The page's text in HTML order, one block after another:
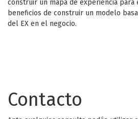
construir un mapa de experiencia para
beneficios de construir un modelo
del EX en el negocio.
Contacto